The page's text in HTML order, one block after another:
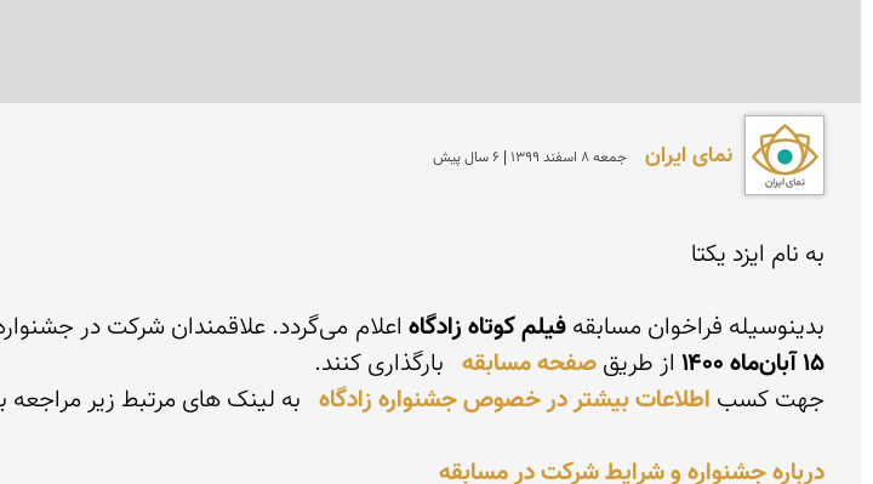
نمای ایران جمعه 8 اسفند 1399 | 6 سال پیش
بدینوسیله فراخوان مسابقه فیلم کوتاه زادگاه اعلام می‌گردد. علاقمندان شرکت در جشنواره می‌توانند فیلم تهیه شده خود را از تاریخ
۱۵ آبان‌ماه ۱۴۰۰
از طریق صفحه مسابقه
جهت کسب اطلاعات بیشتر در خصوص جشنواره زادگاه
درباره جشنواره و شرایط شرکت در مسابقه